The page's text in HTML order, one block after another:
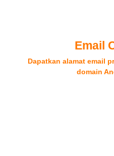
Email
Dapatkan alamat email
domain